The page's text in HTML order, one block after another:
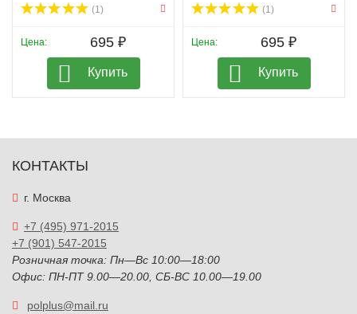
(1)
Цена: 695 ₽
Купить
(1)
Цена: 695 ₽
Купить
КОНТАКТЫ
г. Москва
+7 (495) 971-2015
+7 (901) 547-2015
Розничная точка: Пн—Вс 10:00—18:00
Офис: ПН-ПТ 9.00—20.00, СБ-ВС 10.00—19.00
polplus@mail.ru